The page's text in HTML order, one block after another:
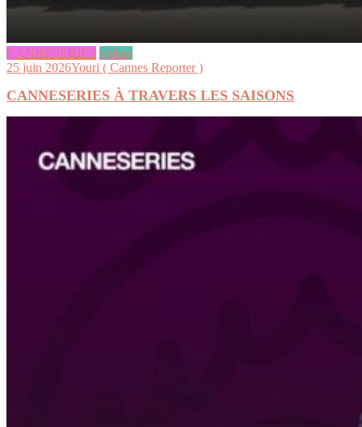
CANNESERIES videos
25 juin 2026Youri ( Cannes Reporter )
CANNESERIES À TRAVERS LES SAISONS